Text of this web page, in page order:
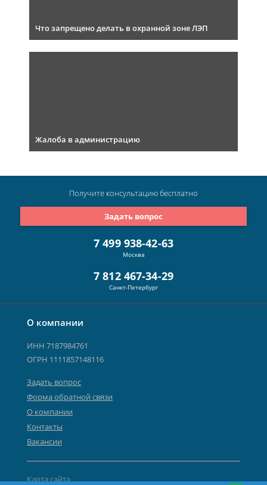
Что запрещено делать в охранной зоне ЛЭП
Жалоба в администрацию
О компании
ИНН 7187984761
ОГРН 1111857148116
Задать вопрос
Форма обратной связи
О компании
Контакты
Вакансии
Карта сайта
7 499 938-42-63
Москва
7 812 467-34-29
Санкт-Петербург
Задать вопрос
Получите консультациюбесплатно